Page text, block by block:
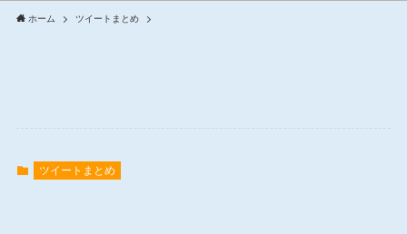
ホーム ツイートまとめ
ツイートまとめ